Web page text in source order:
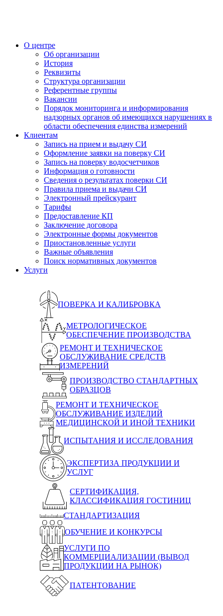
О центре
Об организации
История
Реквизиты
Структура организации
Референтные группы
Вакансии
Порядок мониторинга и информирования
надзорных органов об имеющихся нарушениях в
области обеспечения единства измерений
Клиентам
Запись на прием и выдачу СИ
Оформление заявки на поверку СИ
Запись на поверку водосчетчиков
Информация о готовности
Сведения о результатах поверки СИ
Правила приема и выдачи СИ
Электронный прейскурант
Тарифы
Предоставление КП
Заключение договора
Электронные формы документов
Приостановленные услуги
Важные объявления
Поиск нормативных документов
Услуги
ПОВЕРКА И КАЛИБРОВКА
МЕТРОЛОГИЧЕСКОЕ
ОБЕСПЕЧЕНИЕ ПРОИЗВОДСТВА
РЕМОНТ И ТЕХНИЧЕСКОЕ
ОБСЛУЖИВАНИЕ СРЕДСТВ
ИЗМЕРЕНИЙ
ПРОИЗВОДСТВО СТАНДАРТНЫХ
ОБРАЗЦОВ
РЕМОНТ И ТЕХНИЧЕСКОЕ
ОБСЛУЖИВАНИЕ ИЗДЕЛИЙ
МЕДИЦИНСКОЙ И ИНОЙ ТЕХНИКИ
ИСПЫТАНИЯ И ИССЛЕДОВАНИЯ
ЭКСПЕРТИЗА ПРОДУКЦИИ И
УСЛУГ
СЕРТИФИКАЦИЯ,
КЛАССИФИКАЦИЯ ГОСТИНИЦ
СТАНДАРТИЗАЦИЯ
ОБУЧЕНИЕ И КОНКУРСЫ
УСЛУГИ ПО
КОММЕРЦИАЛИЗАЦИИ (ВЫВОД
ПРОДУКЦИИ НА РЫНОК)
ПАТЕНТОВАНИЕ